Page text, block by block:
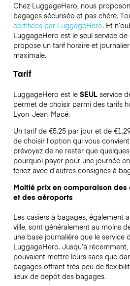
Chez LuggageHero, nous
bagages sécurisée et pas chère.
certifiées par LuggageHero. Et
LuggageHero est le seul service
propose un tarif horaire et
maximale.
Tarif
LuggageHero est le SEULservice
permet de choisir parmi des tarifs
Lyon-Jean-Macé.
Un tarif de €5.25 par jour et de
de choisir l’option qui vous
prévoyez de ne rester que
pourquoi payer pour une journée
feriez avec d’autres consignes à
Moitié prix en comparaison des
et des aéroports
Les casiers à bagages, également
ville, sont généralement au moins
une base journalière que le service
LuggageHero. Jusqu’à
pouvaient mettre leurs sacs que
bagages offrant très peu de
lieux de dépôt des bagages.